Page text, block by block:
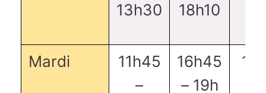
13h30
18h10
Mardi
11h45
–
16h45
– 19h